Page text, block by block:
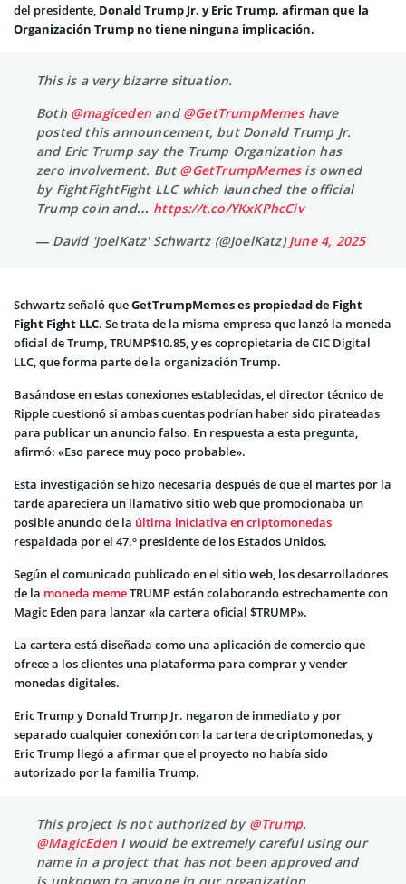
del presidente, Donald Trump Jr. y Eric Trump, afirman que la
Organización Trump no tiene ninguna implicación.
This is a very bizarre situation.
Both @magiceden and @GetTrumpMemeshave
posted this announcement, but Donald Trump Jr.
and Eric Trump say the Trump Organization has
zero involvement. But @GetTrumpMemesis owned
by FightFightFight LLC which launched the official
Trump coin and… https://t.co/YKxKPhcCiv
— David 'JoelKatz' Schwartz (@JoelKatz)June 4, 2025
Schwartz señaló queGetTrumpMemes es propiedad de Fight
Fight Fight LLC. Se trata de la misma empresa que lanzó la moneda
oficial de Trump, TRUMP$10.85, y es copropietaria de CIC Digital
LLC, que forma parte de la organización Trump.
Basándose en estas conexiones establecidas, el director técnico de
Ripple cuestionó si ambas cuentas podrían haber sido pirateadas
para publicar un anuncio falso. En respuesta a esta pregunta,
afirmó: «Eso parece muy poco probable».
Esta investigación se hizo necesaria después de que el martes por la
tarde apareciera un llamativo sitio web que promocionaba un
posible anuncio de la última iniciativa en criptomonedas
respaldada por el 47.º presidente de los Estados Unidos.
Según el comunicado publicado en el sitio web, los desarrolladores
de la moneda memeTRUMP están colaborando estrechamente con
Magic Eden para lanzar «la cartera oficial $TRUMP».
La cartera está diseñada como una aplicación de comercio que
ofrece a los clientes una plataforma para comprar y vender
monedas digitales.
Eric Trump y Donald Trump Jr. negaron de inmediato y por
separado cualquier conexión con la cartera de criptomonedas, y
Eric Trump llegó a afirmar que el proyecto no había sido
autorizado por la familia Trump.
This project is not authorized by @Trump.
@MagicEden I would be extremely careful using our
name in a project that has not been approved and
is unknown to anyone in our organization.